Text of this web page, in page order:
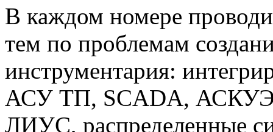
В каждом номере
тем по проблемам
инструментария:
АСУ ТП, SCADA,
ЛИУС, распределенные